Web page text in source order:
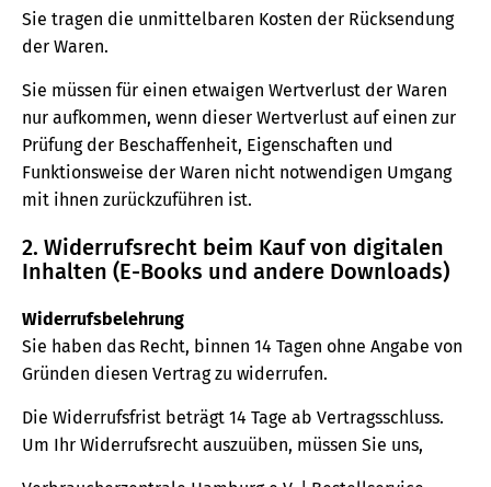
Sie tragen die unmittelbaren Kosten der Rücksendung
der Waren.
Sie müssen für einen etwaigen Wertverlust der Waren
nur aufkommen, wenn dieser Wertverlust auf einen zur
Prüfung der Beschaffenheit, Eigenschaften und
Funktionsweise der Waren nicht notwendigen Umgang
mit ihnen zurückzuführen ist.
2. Widerrufsrecht beim Kauf von digitalen
Inhalten (E-Books und andere Downloads)
Widerrufsbelehrung
Sie haben das Recht, binnen 14 Tagen ohne Angabe von
Gründen diesen Vertrag zu widerrufen.
Die Widerrufsfrist beträgt 14 Tage ab Vertragsschluss.
Um Ihr Widerrufsrecht auszuüben, müssen Sie uns,